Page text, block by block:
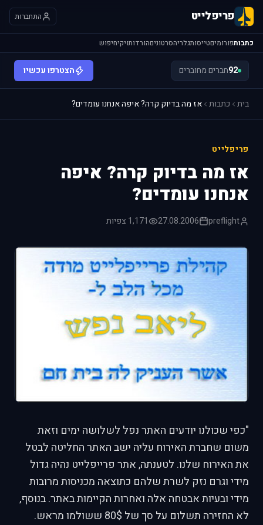
פריפלייט התחברות
כתבותפורומיםטייסותגלריהסרטוניםהורדותויקיחיפוש
92חברים מחוברים הצטרפו עכשיו
בית כתבות אז מה בדיוק קרה? איפה אנחנו עומדים?
פריפלייט
אז מה בדיוק קרה? איפה
אנחנו עומדים?
preflight
27.08.2006 1,171 צפיות
"כפי שכולנו יודעים האתר נפל לשלושה ימים וזאת
משום שחברת האירוח עליה ישב האתר החליטה לבטל
את האירוח שלנו. לטענתה, אתר פרייפלייט נהיה גדול
מידי וגרם נזק לשרת שלהם כתוצאה מכניסות מרובות
מידי ובעיות אבטחה אלה ואחרות הקיימות באתר. בנוסף,
לא החזירה תשלום על סך של 80$ ששולמו מראש.